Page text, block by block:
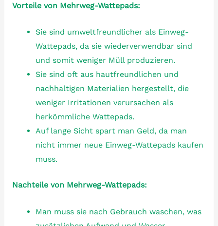
Vorteile von Mehrweg-Wattepads:
Sie sind umweltfreundlicher als Einweg-
Wattepads, da sie wiederverwendbar sind
und somit weniger Müll produzieren.
Sie sind oft aus hautfreundlichen und
nachhaltigen Materialien hergestellt, die
weniger Irritationen verursachen als
herkömmliche Wattepads.
Auf lange Sicht spart man Geld, da man
nicht immer neue Einweg-Wattepads kaufen
muss.
Nachteile von Mehrweg-Wattepads:
Man muss sie nach Gebrauch waschen, was